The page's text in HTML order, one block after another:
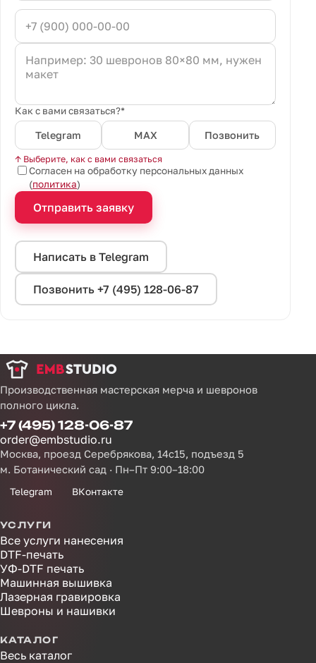
Как с вами связаться?*
Telegram MAX Позвонить
↑ Выберите, как с вами связаться
Согласен на обработку персональных данных
(политика)
Отправить заявку
Написать в Telegram
Позвонить +7 (495) 128-06-87
Производственная мастерская мерча и шевронов
полного цикла.
+7 (495) 128-06-87
order@embstudio.ru
Москва, проезд Серебрякова, 14с15, подъезд 5
м. Ботанический сад · Пн–Пт 9:00–18:00
Telegram ВКонтакте
УСЛУГИ
Все услуги нанесения
DTF-печать
УФ-DTF печать
Машинная вышивка
Лазерная гравировка
Шевроны и нашивки
КАТАЛОГ
Весь каталог